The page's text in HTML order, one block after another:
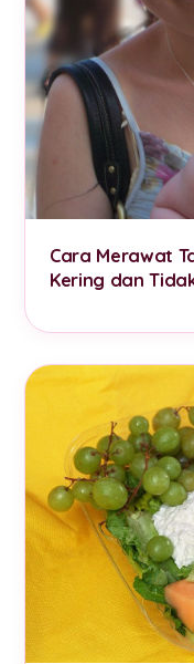
Cara Merawat
Kering dan